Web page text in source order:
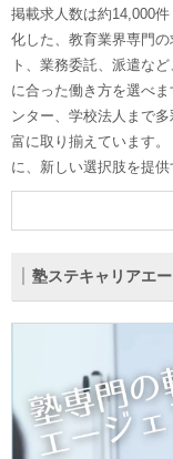
掲載求人数は約14,000
化した、教育業界専門
ト、業務委託、派遣な
に合った働き方を選べ
ンター、学校法人まで
富に取り揃えています
に、新しい選択肢を提供
塾ステキャリアエ